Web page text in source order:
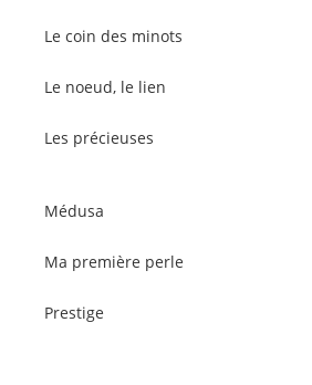
Le coin des minots
Le noeud, le lien
Les précieuses
Médusa
Ma première perle
Prestige